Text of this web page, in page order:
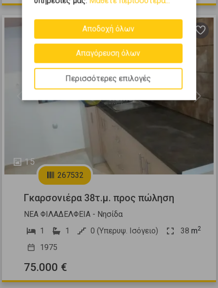
15
Previous Next
267532
Γκαρσονιέρα 38τ.μ. προς πώληση
ΝΕΑ ΦΙΛΑΔΕΛΦΕΙΑ - Νησίδα
1
1 0 (Υπερυψ. Ισόγειο) 38 m2
1975
75.000 €
Αποδοχή όλων
Απαγόρευση όλων
Περισσότερες επιλογές